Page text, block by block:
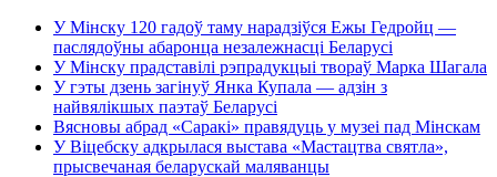
У Мінску 120 гадоў таму нарадзіўся Ежы Гедройц —
паслядоўны абаронца незалежнасці Беларусі
У Мінску прадставілі рэпрадукцыі твораў Марка Шагала
У гэты дзень загінуў Янка Купала — адзін з
найвялікшых паэтаў Беларусі
Вясновы абрад «Саракі» правядуць у музеі пад Мінскам
У Віцебску адкрылася выстава «Мастацтва святла»,
прысвечаная беларускай маляванцы